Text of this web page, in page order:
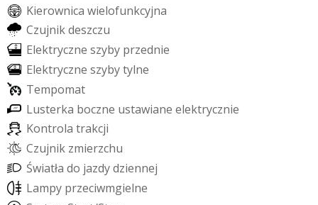
Kierownica wielofunkcyjna
Czujnikdeszczu
Elektryczne szyby przednie
Elektryczne szybytylne
Tempomat
Lusterka boczne ustawiane elektrycznie
Kontrola trakcji
Czujnik zmierzchu
Światła do jazdydziennej
Lampy przeciwmgielne